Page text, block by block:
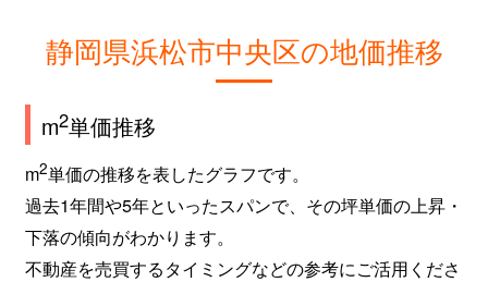
静岡県浜松市中央区の地価推移
m2単価推移
m2単価の推移を表したグラフです。
過去1年間や5年といったスパンで、その坪単価の上昇・
下落の傾向がわかります。
不動産を売買するタイミングなどの参考にご活用くださ